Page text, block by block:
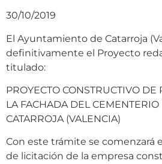
30/10/2019
El Ayuntamiento de Catarroja
definitivamente el Proyecto
titulado:
PROYECTO CONSTRUCTIVO
LA FACHADA DEL
CATARROJA (VALENCIA)
Con este trámite se comenzará
de licitación de la empresa